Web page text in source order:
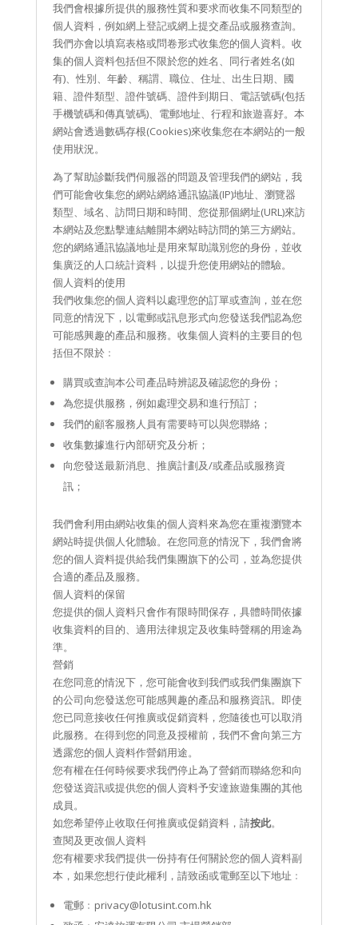
我們會根據所提供的服務性質和要求而收集不同類型的
個人資料，例如網上登記或網上提交產品或服務查詢。
我們亦會以填寫表格或問卷形式收集您的個人資料。收
集的個人資料包括但不限於您的姓名、同行者姓名(如
有)、性別、年齡、稱謂、職位、住址、出生日期、國
籍、證件類型、證件號碼、證件到期日、電話號碼(包括
手機號碼和傳真號碼)、電郵地址、行程和旅遊喜好。本
網站會透過數碼存根(Cookies)來收集您在本網站的一般
使用狀況。
為了幫助診斷我們伺服器的問題及管理我們的網站，我
們可能會收集您的網站網絡通訊協議(IP)地址、瀏覽器
類型、域名、訪問日期和時間、您從那個網址(URL)來訪
本網站及您點擊連結離開本網站時訪問的第三方網站。
您的網絡通訊協議地址是用來幫助識別您的身份，並收
集廣泛的人口統計資料，以提升您使用網站的體驗。
個人資料的使用
我們收集您的個人資料以處理您的訂單或查詢，並在您
同意的情況下，以電郵或訊息形式向您發送我們認為您
可能感興趣的產品和服務。收集個人資料的主要目的包
括但不限於﹕
購買或查詢本公司產品時辨認及確認您的身份；
為您提供服務，例如處理交易和進行預訂；
我們的顧客服務人員有需要時可以與您聯絡；
收集數據進行內部研究及分析；
向您發送最新消息、推廣計劃及/或產品或服務資
訊；
我們會利用由網站收集的個人資料來為您在重複瀏覽本
網站時提供個人化體驗。在您同意的情況下，我們會將
您的個人資料提供給我們集團旗下的公司，並為您提供
合適的產品及服務。
個人資料的保留
您提供的個人資料只會作有限時間保存，具體時間依據
收集資料的目的、適用法律規定及收集時聲稱的用途為
準。
營銷
在您同意的情況下，您可能會收到我們或我們集團旗下
的公司向您發送您可能感興趣的產品和服務資訊。即使
您已同意接收任何推廣或促銷資料，您隨後也可以取消
此服務。在得到您的同意及授權前，我們不會向第三方
透露您的個人資料作營銷用途。
您有權在任何時候要求我們停止為了營銷而聯絡您和向
您發送資訊或提供您的個人資料予安達旅遊集團的其他
成員。
如您希望停止收取任何推廣或促銷資料，請按此。
查閱及更改個人資料
您有權要求我們提供一份持有任何關於您的個人資料副
本，如果您想行使此權利，請致函或電郵至以下地址﹕
電郵﹕privacy@lotusint.com.hk